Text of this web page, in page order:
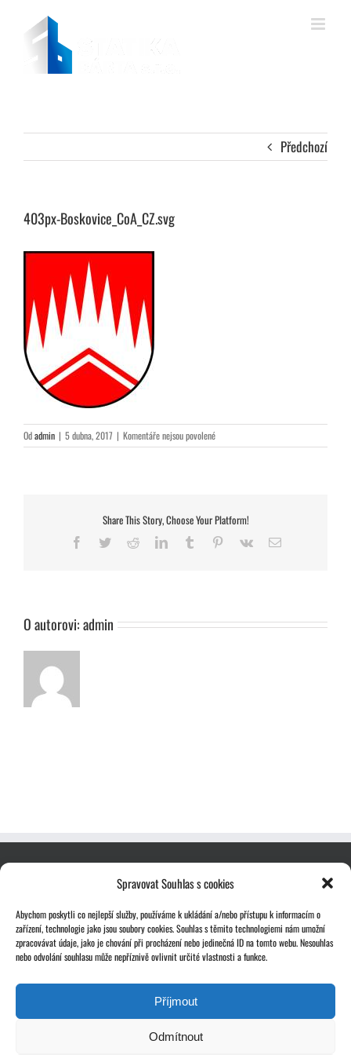
Spravovat Souhlas s cookies
Abychom poskytli co nejlepší služby, používáme k ukládání a/nebo přístupu k informacím o
zařízení, technologie jako jsou soubory cookies. Souhlas s těmito technologiemi nám umožní
zpracovávat údaje, jako je chování při procházení nebo jedinečná ID na tomto webu. Nesouhlas
nebo odvolání souhlasu může nepříznivě ovlivnit určité vlastnosti a funkce.
Příjmout
Odmítnout
Předchozí
403px-Boskovice_CoA_CZ.svg
Odadmin | 5 dubna, 2017 | Komentáře nejsou povolenéu
textu
Share This Story, Choose Your Platform!
Facebook
TwitterRedditLinkedInTumblr Pinterest
Vk
E-
O autorovi:admin